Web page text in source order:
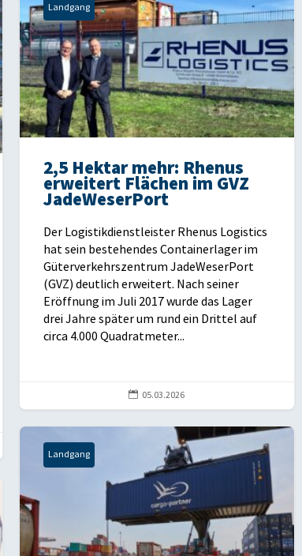
Landgang
2,5 Hektar mehr: Rhenus
erweitert Flächen im GVZ
JadeWeserPort
Der Logistikdienstleister Rhenus Logistics
hat sein bestehendes Containerlager im
Güterverkehrszentrum JadeWeserPort
(GVZ) deutlich erweitert. Nach seiner
Eröffnung im Juli 2017 wurde das Lager
drei Jahre später um rund ein Drittel auf
circa 4.000 Quadratmeter...
 05.03.2026
Landgang